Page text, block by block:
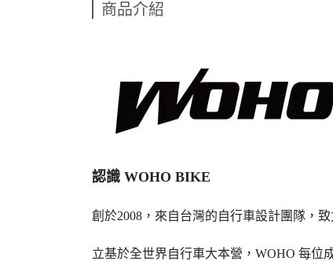
商品介紹
認識 WOHO BIKE
創於2008，來自台灣的自行車設計團隊，
立基於全世界自行車大本營，WOHO 每位